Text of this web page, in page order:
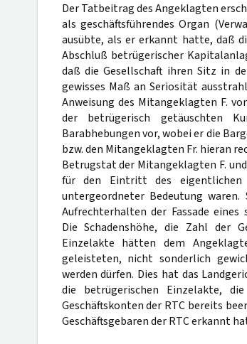
Der Tatbeitrag des Angeklagten
als geschäftsführendes Organ
ausübte, als er erkannt hatte, daß
Abschluß betrügerischer
daß die Gesellschaft ihren Sitz in
gewisses Maß an Seriosität
Anweisung des Mitangeklagten F.
der betrügerisch getäuschten
Barabhebungen vor, wobei er die
bzw. den Mitangeklagten Fr. hieran
Betrugstat der Mitangeklagten F.
für den Eintritt des eigentlichen
untergeordneter Bedeutung
Aufrechterhalten der Fassade
Die Schadenshöhe, die Zahl der
Einzelakte hätten dem
geleisteten, nicht sonderlich
werden dürfen. Dies hat das
die betrügerischen Einzelakte,
Geschäftskonten der RTC bereits
Geschäftsgebaren der RTC erkannt